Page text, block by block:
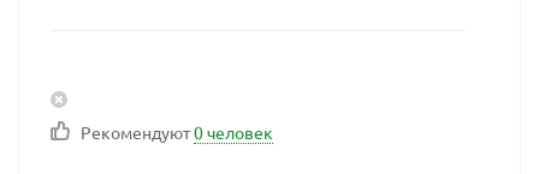
Рекомендуют0 человек